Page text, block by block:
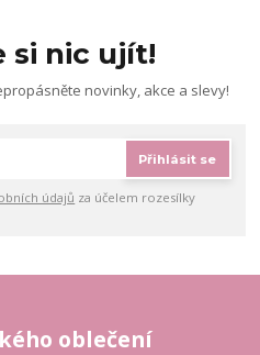
si nic ujít!
novinky, akce a slevy!
Přihlásit se
údajů za účelem rozesílky
oblečení